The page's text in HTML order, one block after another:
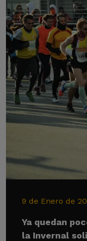
9 de Enero de
Ya quedan
la Invernal